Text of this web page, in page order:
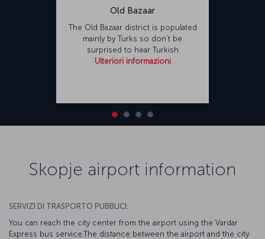
Old Bazaar
The Old Bazaar district is populated
mainly by Turks so don’t be
surprised to hear Turkish
Ulteriori informazioni
Skopje airport information
SERVIZI DI TRASPORTO PUBBLICI:
You can reach the city center from the airport using the Vardar
Express bus service.The distance between the airport and the city